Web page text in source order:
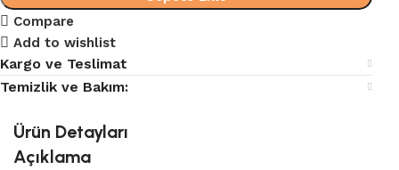
Compare
Add to wishlist
Kargo ve Teslimat
Temizlik ve Bakım:
Ürün Detayları
Açıklama